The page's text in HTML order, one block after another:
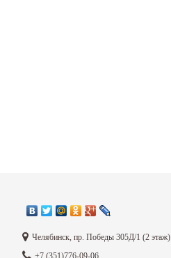
Челябинск, пр. Победы 305Д/1 (2 этаж)
+7 (351)776-09-06